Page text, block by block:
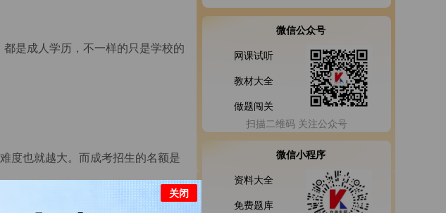
是成人学历，不一样的只是学校的
度也就越大。而成考招生的名额是
微信公众号
网课试听
教材大全
做题闯关
扫描二维码 关注公众号
微信小程序
资料大全
免费题库
关闭